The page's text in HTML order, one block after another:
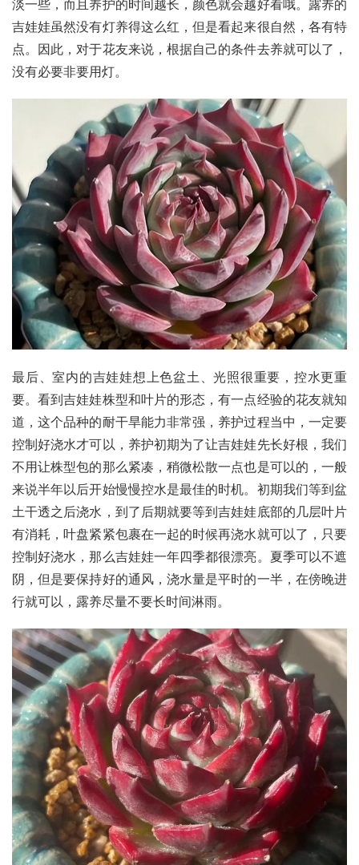
淡一些，而且养护的时间越长，颜色就会越好看哦。露养的
吉娃娃虽然没有灯养得这么红，但是看起来很自然，各有特
点。因此，对于花友来说，根据自己的条件去养就可以了，
没有必要非要用灯。
最后、室内的吉娃娃想上色盆土、光照很重要，控水更重
要。看到吉娃娃株型和叶片的形态，有一点经验的花友就知
道，这个品种的耐干旱能力非常强，养护过程当中，一定要
控制好浇水才可以，养护初期为了让吉娃娃先长好根，我们
不用让株型包的那么紧凑，稍微松散一点也是可以的，一般
来说半年以后开始慢慢控水是最佳的时机。初期我们等到盆
土干透之后浇水，到了后期就要等到吉娃娃底部的几层叶片
有消耗，叶盘紧紧包裹在一起的时候再浇水就可以了，只要
控制好浇水，那么吉娃娃一年四季都很漂亮。夏季可以不遮
阴，但是要保持好的通风，浇水量是平时的一半，在傍晚进
行就可以，露养尽量不要长时间淋雨。